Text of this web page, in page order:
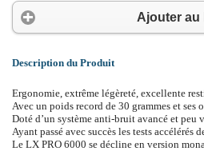
Ajouter au
Description du Produit
Avec un poids record de 30 grammes et ses oreillettes à mémoire de forme, le PRO 6000 procure cette sensation unique
Doté d’un système anti-bruit avancé et peu volumineux, le LX PRO 6000 est équipé d’une tige
Ayant passé avec succès les tests accélérés de vieillissement (HALT : Highly Accelerated Life Test), le LX PRO 6000
Le LX PRO 6000 se décline en version